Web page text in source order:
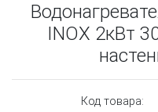
INOX 2кВт
Код товара: